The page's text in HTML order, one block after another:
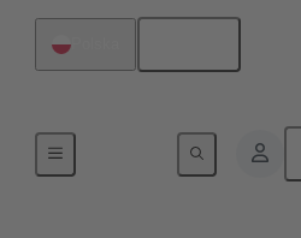
Uszczelka wejścia kablowego